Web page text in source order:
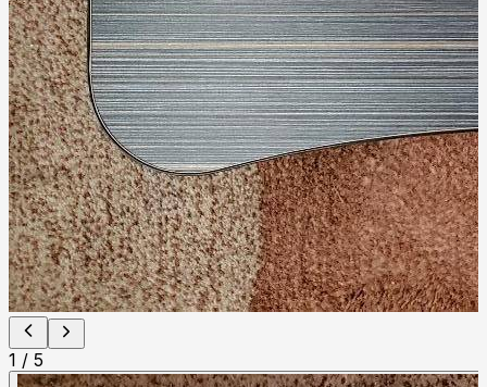
1 / 5